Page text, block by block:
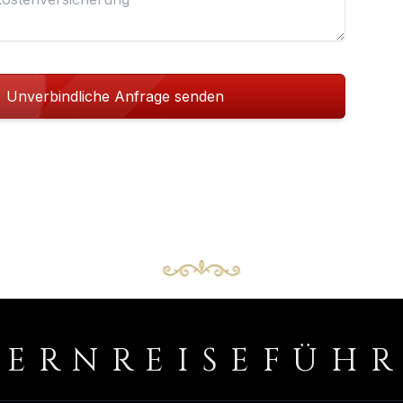
Unverbindliche Anfrage senden